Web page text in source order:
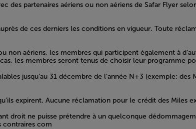
partenaires aériens ou non aériens de Safar Flyer
de ces derniers les conditions en vigueur. Toute
non aériens, les membres qui participent également à
les membres seront tenus de choisir leur programme
jusqu’au 31 décembre de l’année N+3 (exemple:
expirent. Aucune réclamation pour le crédit des Miles
droit ne puisse prétendre à un quelconque
contraires com